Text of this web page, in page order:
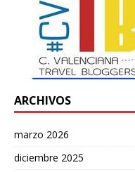
ARCHIVOS
marzo 2026
diciembre 2025